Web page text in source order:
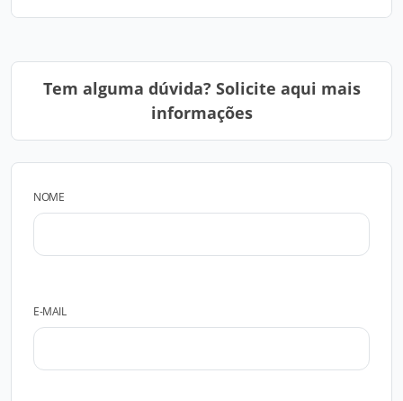
Tem alguma dúvida? Solicite aqui mais
informações
NOME
E-MAIL